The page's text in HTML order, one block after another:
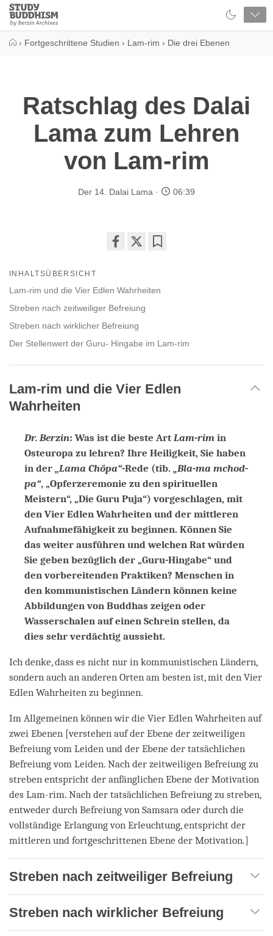
Close
Study
Buddhism
› Fortgeschrittene Studien › Lam-rim › Die drei Ebenen
Ratschlag des Dalai
Lama zum Lehren
von Lam-rim
Der 14. Dalai Lama 06:39
facebook
INHALTSÜBERSICHT
Lam-rim und die Vier Edlen Wahrheiten
Streben nach zeitweiliger Befreiung
Streben nach wirklicher Befreiung
Der Stellenwert der Guru- Hingabe im Lam-rim
Lam-rim und die Vier Edlen
Wahrheiten
Dr. Berzin: Was ist die beste Art Lam-rim in
Osteuropa zu lehren? Ihre Heiligkeit, Sie haben
in der
„Lama Chöpa“-Rede (tib.
„Bla-ma mchod-
pa“, „Opferzeremonie zu den spirituellen
Meistern“, „Die Guru Puja“) vorgeschlagen, mit
den Vier Edlen Wahrheiten und der mittleren
Aufnahmefähigkeit zu beginnen. Können Sie
das weiter ausführen und welchen Rat würden
Sie geben bezüglich der „Guru-Hingabe“ und
den vorbereitenden Praktiken? Menschen in
den kommunistischen Ländern können keine
Abbildungen von Buddhas zeigen oder
Wasserschalen auf einen Schrein stellen, da
dies sehr verdächtig aussieht.
Ich denke, dass es nicht nur in kommunistischen Ländern,
sondern auch an anderen Orten am besten ist, mit den Vier
Edlen Wahrheiten zu beginnen.
Im Allgemeinen können wir die Vier Edlen Wahrheiten auf
zwei Ebenen [verstehen auf der Ebene der zeitweiligen
Befreiung vom Leiden und der Ebene der tatsächlichen
Befreiung vom Leiden. Nach der zeitweiligen Befreiung zu
streben entspricht der anfänglichen Ebene der Motivation
des Lam-rim. Nach der tatsächlichen Befreiung zu streben,
entweder durch Befreiung von Samsara oder durch die
vollständige Erlangung von Erleuchtung, entspricht der
mittleren und fortgeschrittenen Ebene der Motivation.]
Streben nach zeitweiliger Befreiung
Streben nach wirklicher Befreiung